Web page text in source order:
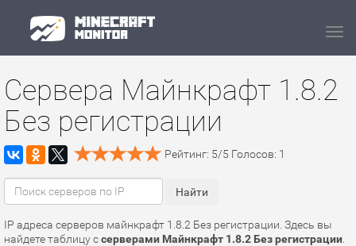
Сервера Майнкрафт 1.8.2
Без регистрации
Рейтинг: 5/5 Голосов: 1
IP адреса серверов майнкрафт 1.8.2 Без регистрации. Здесь вы
найдете таблицу ссерверами Майнкрафт 1.8.2 Без регистрации